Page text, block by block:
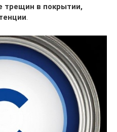
трещин в покрытии,
.